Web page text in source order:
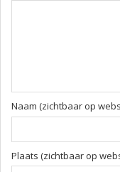
Naam (zichtbaar op
Plaats (zichtbaar op